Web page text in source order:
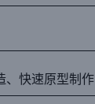
、快速原型制作